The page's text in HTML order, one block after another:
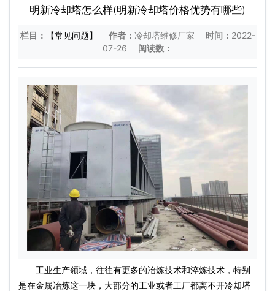
明新冷却塔怎么样(明新冷却塔价格优势有哪些)
栏目： 【常见问题】 作者： 冷却塔维修厂家 时间： 2022-
07-26
阅读数：
工业生产领域，往往有更多的冶炼技术和淬炼技术，特别
是在金属冶炼这一块，大部分的工业或者工厂都离不开冷却塔